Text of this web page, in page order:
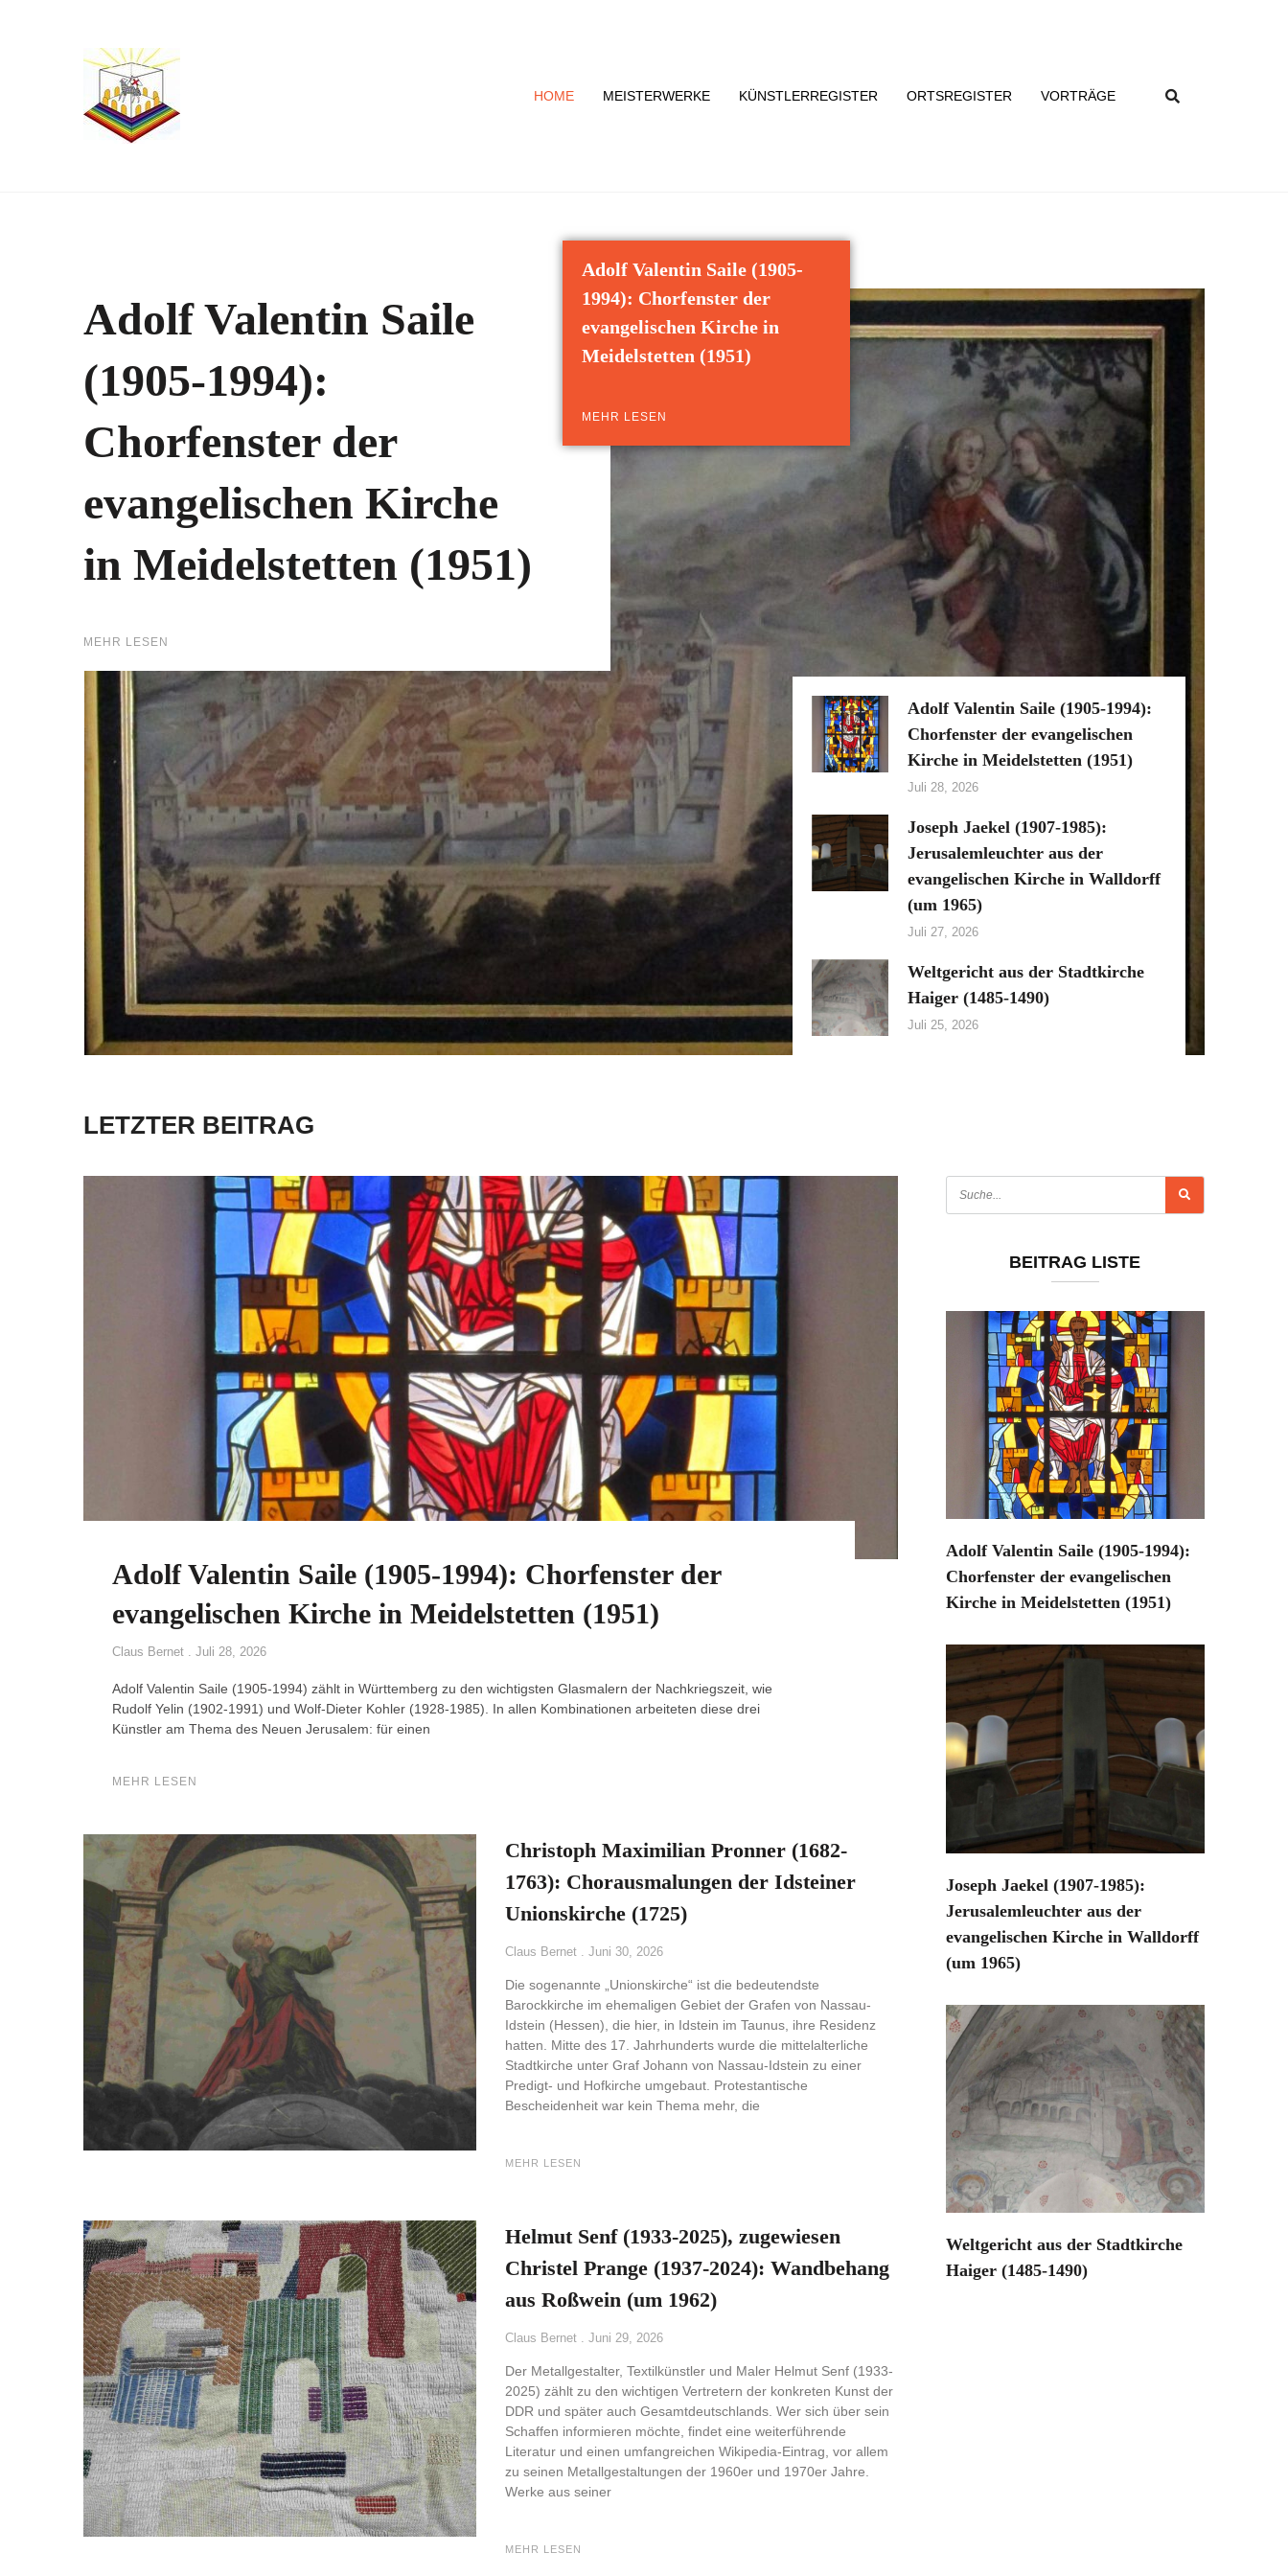
HOME MEISTERWERKE KÜNSTLERREGISTER ORTSREGISTER VORTRÄGE
Adolf Valentin Saile
(1905-1994):
Chorfenster der
evangelischen Kirche
in Meidelstetten (1951)
MEHR LESEN
Adolf Valentin Saile (1905-
1994): Chorfenster der
evangelischen Kirche in
Meidelstetten (1951)
MEHR LESEN
Adolf Valentin Saile (1905-1994):
Chorfenster der evangelischen
Kirche in Meidelstetten (1951)
Juli 28, 2026
Joseph Jaekel (1907-1985):
Jerusalemleuchter aus der
evangelischen Kirche in Walldorff
(um 1965)
Juli 27, 2026
Weltgericht aus der Stadtkirche
Haiger (1485-1490)
Juli 25, 2026
LETZTER BEITRAG
Adolf Valentin Saile (1905-1994): Chorfenster der
evangelischen Kirche in Meidelstetten (1951)
Claus Bernet Juli 28, 2026
Adolf Valentin Saile (1905-1994) zählt in Württemberg zu den wichtigsten Glasmalern der Nachkriegszeit, wie
Rudolf Yelin (1902-1991) und Wolf-Dieter Kohler (1928-1985). In allen Kombinationen arbeiteten diese drei
Künstler am Thema des Neuen Jerusalem: für einen
MEHR LESEN
Christoph Maximilian Pronner (1682-
1763): Chorausmalungen der Idsteiner
Unionskirche (1725)
Claus Bernet Juni 30, 2026
Die sogenannte „Unionskirche“ ist die bedeutendste
Barockkirche im ehemaligen Gebiet der Grafen von Nassau-
Idstein (Hessen), die hier, in Idstein im Taunus, ihre Residenz
hatten. Mitte des 17. Jahrhunderts wurde die mittelalterliche
Stadtkirche unter Graf Johann von Nassau-Idstein zu einer
Predigt- und Hofkirche umgebaut. Protestantische
Bescheidenheit war kein Thema mehr, die
MEHR LESEN
Helmut Senf (1933-2025), zugewiesen
Christel Prange (1937-2024): Wandbehang
aus Roßwein (um 1962)
Claus Bernet Juni 29, 2026
Der Metallgestalter, Textilkünstler und Maler Helmut Senf (1933-
2025) zählt zu den wichtigen Vertretern der konkreten Kunst der
DDR und später auch Gesamtdeutschlands. Wer sich über sein
Schaffen informieren möchte, findet eine weiterführende
Literatur und einen umfangreichen Wikipedia-Eintrag, vor allem
zu seinen Metallgestaltungen der 1960er und 1970er Jahre.
Werke aus seiner
MEHR LESEN
BEITRAG LISTE
Adolf Valentin Saile (1905-1994):
Chorfenster der evangelischen
Kirche in Meidelstetten (1951)
Joseph Jaekel (1907-1985):
Jerusalemleuchter aus der
evangelischen Kirche in Walldorff
(um 1965)
Weltgericht aus der Stadtkirche
Haiger (1485-1490)